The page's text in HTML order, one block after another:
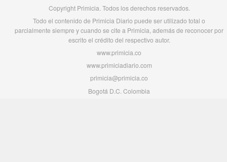
Copyright Primicia. Todos los derechos reservados.
Todo el contenido de Primicia Diario puede ser utilizado total o
parcialmente siempre y cuando se cite a Primicia, además de reconocer por
escrito el crédito del respectivo autor.
www.primicia.co
www.primiciadiario.com
primicia@primicia.co
Bogotá D.C. Colombia